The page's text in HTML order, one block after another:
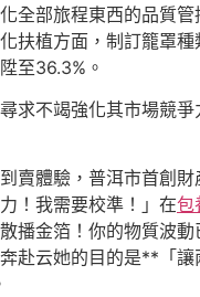
全部旅程東西的品質管
扶植方面，制訂籠罩
至36.3%。
求不竭強化其市場競
賣體驗，普洱市首創財
！我需要校準！」在包
播金箔！你的物質波
赴云她的目的是**「